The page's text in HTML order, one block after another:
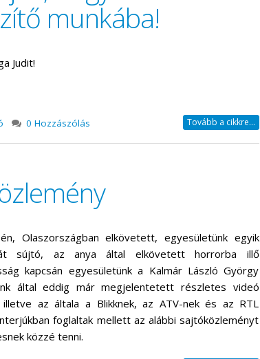
munkába!
Judit!
0 Hozzászólás Tovább a cikkre...
Olaszországban elkövetett, egyesületünk egyik
sújtó, az anya által elkövetett horrorba illő
kapcsán egyesületünk a Kalmár László György
által eddig már megjelentetett részletes videó
illetve az általa a Blikknek, az ATV-nek és az RTL
foglaltak mellett az alábbi sajtóközleményt
közzé tenni.